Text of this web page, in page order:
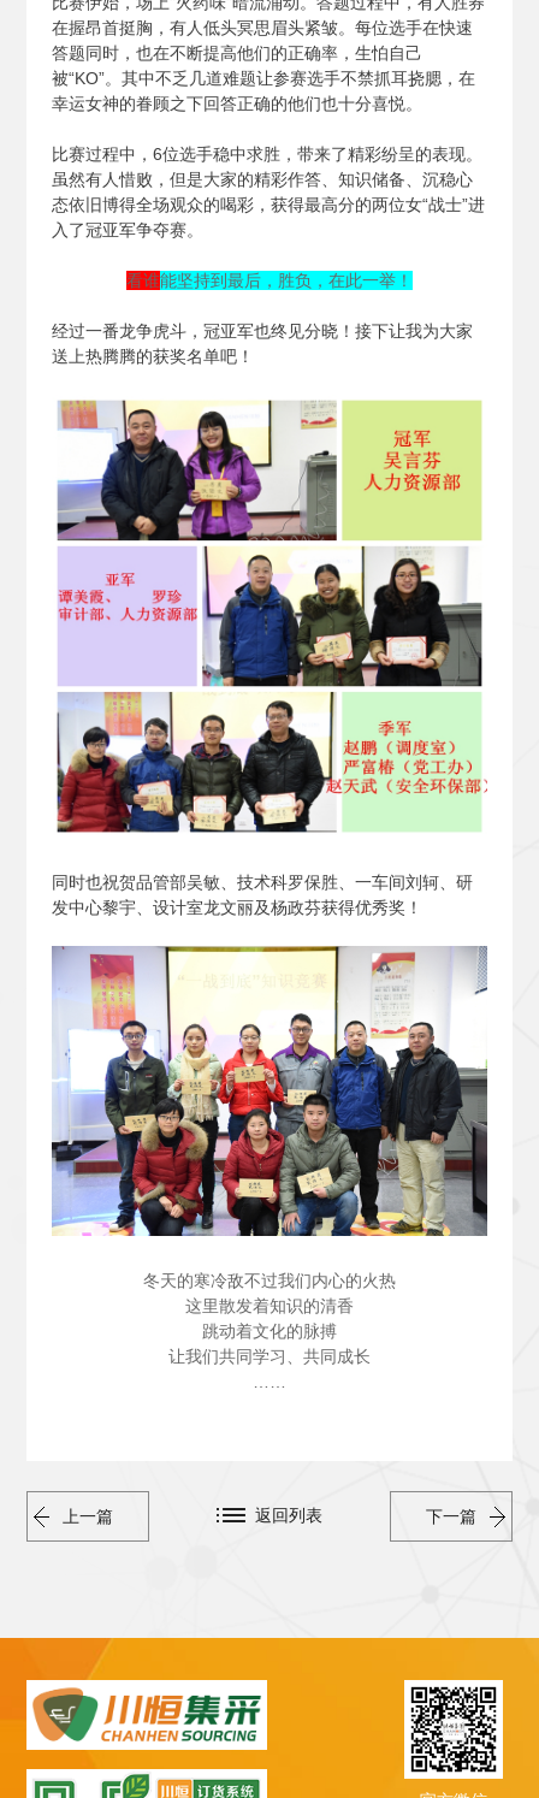
在握昂首挺胸，有人低头冥思眉头紧皱。每位选手在快速
答题同时，也在不断提高他们的正确率，生怕自己
被“KO”。其中不乏几道难题让参赛选手不禁抓耳挠腮，在
幸运女神的眷顾之下回答正确的他们也十分喜悦。
比赛过程中，6位选手稳中求胜，带来了精彩纷呈的表现。
虽然有人惜败，但是大家的精彩作答、知识储备、沉稳心
态依旧博得全场观众的喝彩，获得最高分的两位女“战士”进
入了冠亚军争夺赛。
看谁能坚持到最后，胜负，在此一举！
经过一番龙争虎斗，冠亚军也终见分晓！接下让我为大家
送上热腾腾的获奖名单吧！
同时也祝贺品管部吴敏、技术科罗保胜、一车间刘轲、研
发中心黎宇、设计室龙文丽及杨政芬获得优秀奖！
冬天的寒冷敌不过我们内心的火热
这里散发着知识的清香
跳动着文化的脉搏
让我们共同学习、共同成长
上一篇 下一篇
返回列表